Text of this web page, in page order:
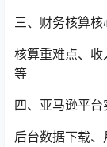
三、财务核算核
核算重难点、
等
四、亚马逊平台
后台数据下载